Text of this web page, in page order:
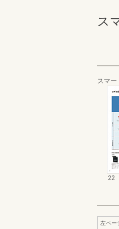
ス
スマー
22
左ペー